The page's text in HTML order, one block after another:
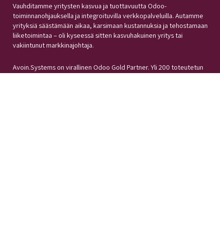
Vauhditamme yritysten kasvua ja tuottavuutta Odoo-
toiminnanohjauksella ja integroituvilla verkkopalveluilla. Autamme
yrityksiä säästämään aikaa, karsimaan kustannuksia ja tehostamaan
liiketoimintaa – oli kyseessä sitten kasvuhakuinen yritys tai
vakiintunut markkinajohtaja.
Avoin.Systems on virallinen Odoo Gold Partner. Yli 200 toteutetun